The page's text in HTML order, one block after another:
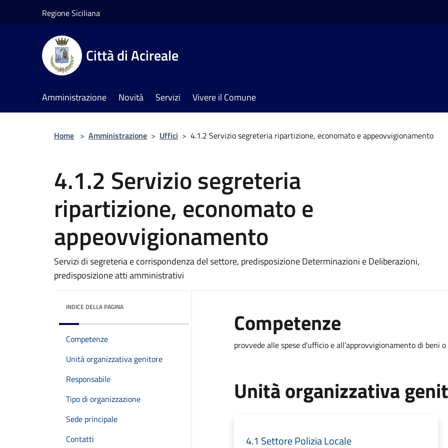
Regione Siciliana
Città di Acireale
Amministrazione Novità Servizi Vivere il Comune
Home > Amministrazione > Uffici > 4.1.2 Servizio segreteria ripartizione, economato e appeovvigionamento
4.1.2 Servizio segreteria
ripartizione, economato e
appeovvigionamento
Servizi di segreteria e corrispondenza del settore, predisposizione Determinazioni e Deliberazioni,
predisposizione atti amministrativi
INDICE DELLA PAGINA
Competenze
Unità organizzativa genitore
Responsabile
Tipo di organizzazione
Sede principale
Contatti
Competenze
provvede alle spese d’ufficio e all’approvvigionamento di beni
Unità organizzativa
4.1 Settore Polizia Locale